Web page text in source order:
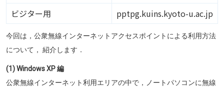
ビジター用 pptpg.kuins.kyoto-u.ac.jp
今回は，公衆無線インターネットアクセスポイントによる利用方法
について， 紹介します．
(1) Windows XP 編
公衆無線インターネット利用エリアの中で，ノートパソコンに無線